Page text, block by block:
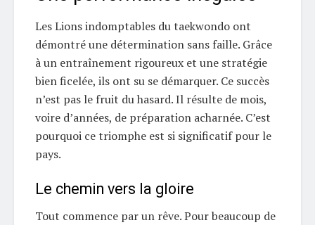
Les Lions indomptables du taekwondo ont
démontré une détermination sans faille. Grâce
à un entraînement rigoureux et une stratégie
bien ficelée, ils ont su se démarquer. Ce succès
n’est pas le fruit du hasard. Il résulte de mois,
voire d’années, de préparation acharnée. C’est
pourquoi ce triomphe est si significatif pour le
pays.
Le chemin vers la gloire
Tout commence par un rêve. Pour beaucoup de